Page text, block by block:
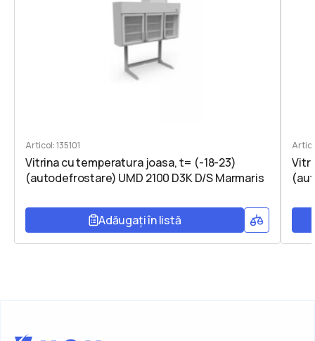
Articol: 135101
Vitrina cu temperatura joasa, t= (-18-23)
(autodefrostare) UMD 2100 D3K D/S Marmaris
Adăugați în listă